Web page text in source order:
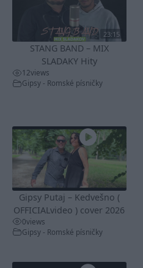
23:15
STANG BAND – MIX
SLADAKY Hity
12views
Gipsy - Romské písničky
Gipsy Putaj – Kedvešno (
OFFICIALvideo ) cover 2026
0views
Gipsy - Romské písničky